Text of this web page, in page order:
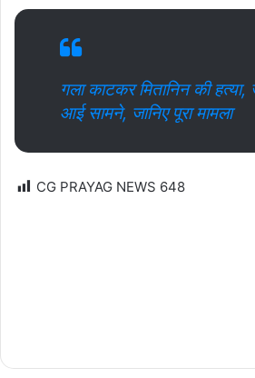
गला काटकर मितानिन की
आई सामने, जानिए पूरा मामला
CG PRAYAG NEWS 648